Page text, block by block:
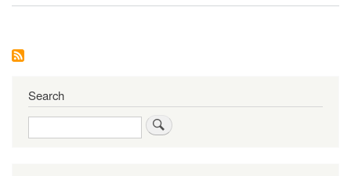
entdeckt
Search
Search